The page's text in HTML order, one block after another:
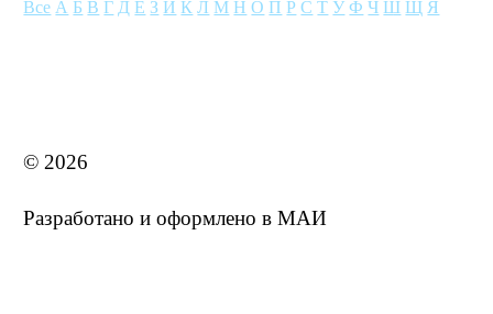
Все А Б В Г Д Е З И К Л М Н О П Р С Т У Ф Ч Ш Щ Я
© 2026
Разработано и оформлено в МАИ